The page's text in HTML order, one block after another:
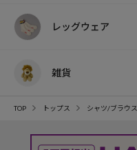
レッグウェア
雑貨
TOP トップス シャツ/ブラウス